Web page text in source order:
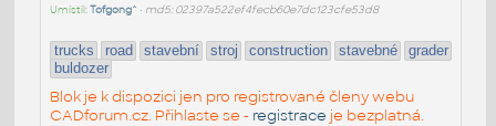
Umístil:Tofgong^ • md5: 02397a522ef4fecb60e7dc123cfe53d8
trucks road stavební stroj construction stavebné
grader
buldozer
Blok je k dispozici jen pro registrované členy webu
CADforum.cz. Přihlaste se - registrace je bezplatná.